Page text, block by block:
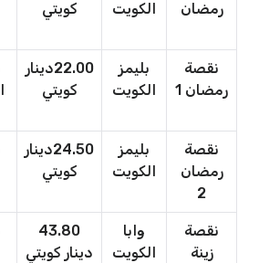
رمضان الكويت كويتي
نقصة
رمضان 1
بليمز
الكويت
22.00دينار
كويتي
نقصة
رمضان
2
بليمز
الكويت
24.50دينار
كويتي
نقصة
زينة
وابا
الكويت
43.80
دينار كويتي